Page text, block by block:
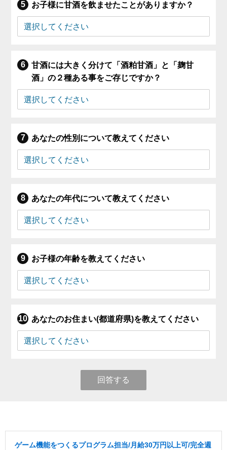
お子様に甘酒を飲ませたことがありますか？
甘酒には大きく分けて「酒粕甘酒」と「麹甘
酒」の２種ある事をご存じですか？
あなたの性別について教えてください
あなたの年代について教えてください
お子様の年齢を教えてください
あなたのお住まい(都道府県)を教えてください
回答する
ゲーム機能をつくるプログラム担当/月給30万円以上可/完全週